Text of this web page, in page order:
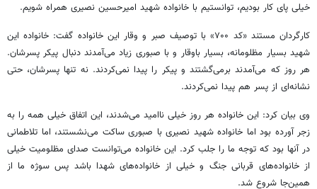
خیلی پای کار بودیم، توانستیم با خانواده شهید امیرحسین نصیری همراه شویم.
کارگردان مستند «کد ۷۰۰» با توصیف صبر و وقار این خانواده گفت: خانواده‌ این
شهید بسیار مظلومانه، بسیار باوقار و با صبوری زیاد می‌آمدند دنبال پیکر پسرشان.
هر روز که می‌آمدند برمی‌گشتند و پیکر را پیدا نمی‌کردند. نه تنها پسرشان، حتی
نشانه‌ای از پسر هم پیدا نمی‌کردند.
وی بیان کرد: این خانواده هر روز خیلی ناامید می‌شدند، این اتفاق خیلی همه را به
زجر آورده بود اما خانواده شهید نصیری با صبوری ساکت می‌نشستند، اما تلاطمانی
در آنها بود که توجه ما را جلب کرد. این خانواده می‌توانست صدای مظلومیت خیلی
از خانواده‌های قربانی جنگ و خیلی از خانواده‌های شهدا باشد پس سوژه ما از
همین‌جا شروع شد.